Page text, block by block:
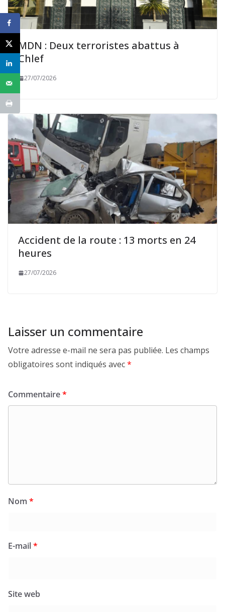
MDN : Deux terroristes abattus à
Chlef
27/07/2026
Accident de la route : 13 morts en 24
heures
27/07/2026
Laisser un commentaire
Votre adresse e-mail ne sera pas publiée. Les champs
obligatoires sont indiqués avec*
Commentaire*
Nom *
E-mail*
Site web